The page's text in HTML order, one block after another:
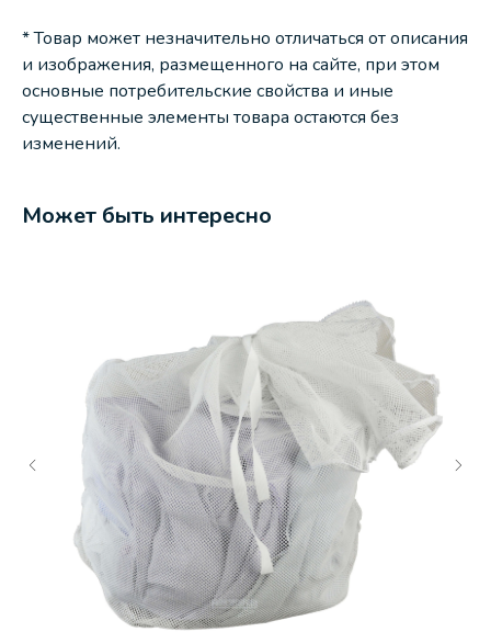
* Товар может незначительно отличаться от описания
и изображения, размещенного на сайте, при этом
основные потребительские свойства и иные
существенные элементы товара остаются без
изменений.
Может быть интересно